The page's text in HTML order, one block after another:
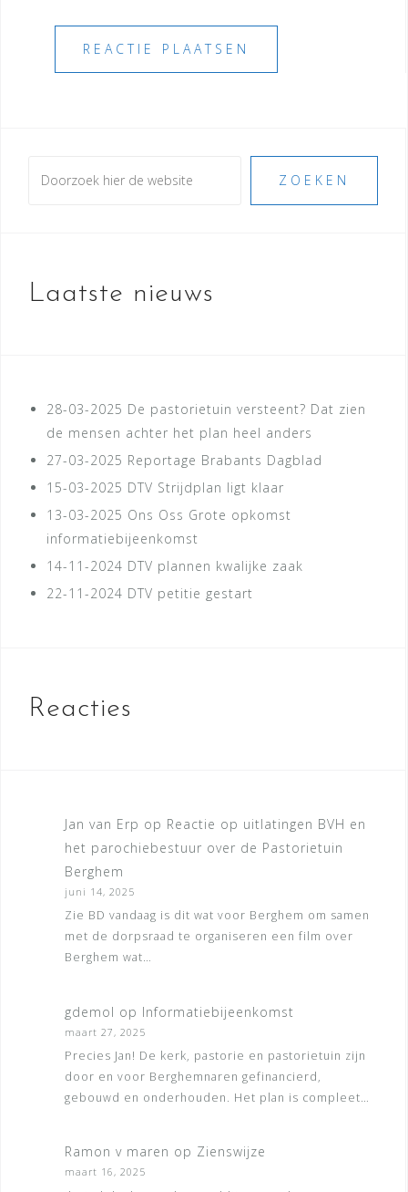
ZOEKEN
Laatste nieuws
28-03-2025 De pastorietuin versteent? Dat zien
de mensen achter het plan heel anders
27-03-2025 Reportage Brabants Dagblad
15-03-2025 DTV Strijdplan ligt klaar
13-03-2025 Ons Oss Grote opkomst
informatiebijeenkomst
14-11-2024 DTV plannen kwalijke zaak
22-11-2024 DTV petitie gestart
Reacties
Jan van Erp op Reactie op uitlatingen BVH en
het parochiebestuur over de Pastorietuin
Berghem
juni 14, 2025
Zie BD vandaag is dit wat voor Berghem om samen
met de dorpsraad te organiseren een film over
Berghem wat…
gdemol op Informatiebijeenkomst
maart 27, 2025
Precies Jan! De kerk, pastorie en pastorietuin zijn
door en voor Berghemnaren gefinancierd,
gebouwd en onderhouden. Het plan is compleet…
Ramon v maren op Zienswijze
maart 16, 2025